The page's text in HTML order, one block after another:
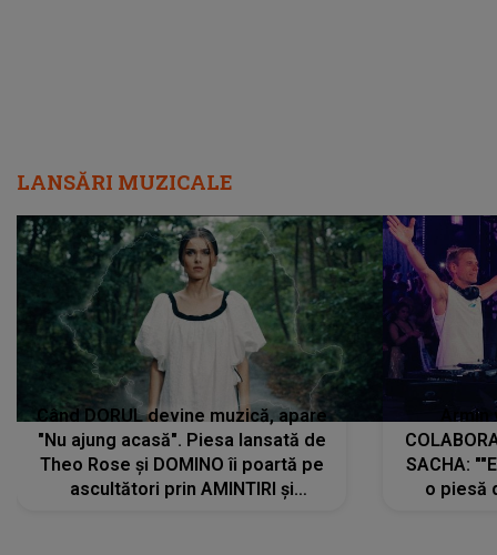
LANSĂRI MUZICALE
Când DORUL devine muzică, apare
"Nu ajung acasă". Piesa lansată de
Theo Rose și DOMINO îi poartă pe
ascultători prin AMINTIRI și
SACHA:
o piesă